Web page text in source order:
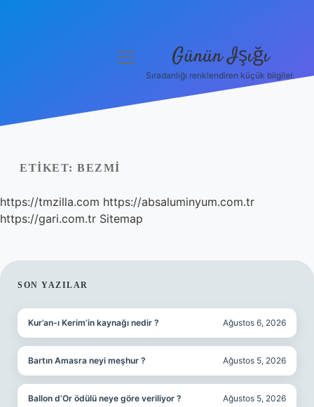
Yasal Uyarı
Hakkımızda
menüyü
Günün Işığı
Sıradanlığı renklendiren küçük bilgiler.
ETIKET: BEZMI
https://tmzilla.com https://absaluminyum.com.tr
https://gari.com.tr Sitemap
SIDEBAR
SON YAZILAR
Kur’an-ı Kerim’in kaynağı nedir ? Ağustos 6, 2026
Bartın Amasra neyi meşhur ? Ağustos 5, 2026
Ballon d’Or ödülü neye göre veriliyor ? Ağustos 5, 2026